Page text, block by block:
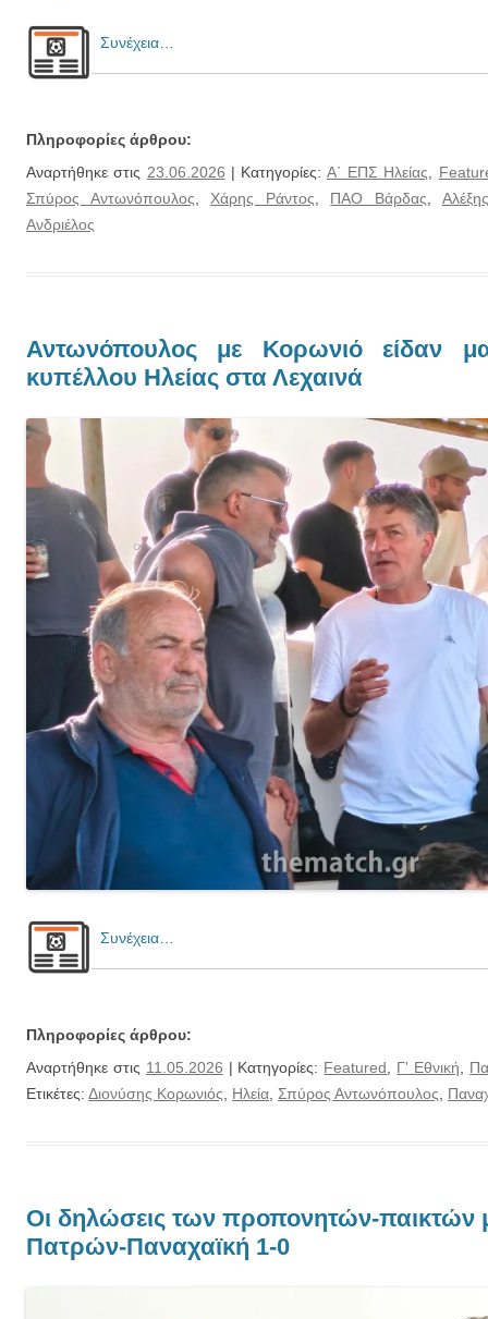
Συνέχεια…
Πληροφορίες άρθρου:
Αναρτήθηκε στις 23.06.2026 | Κατηγορίες: Α΄ ΕΠΣ Ηλείας
Σπύρος Αντωνόπουλος
Χάρης Ράντος ΠΑΟ Βάρδας
Ανδριέλος
Αντωνόπουλος με Κορωνιό είδαν
κυπέλλου Ηλείας στα Λεχαινά
Συνέχεια…
Πληροφορίες άρθρου:
Αναρτήθηκε στις 11.05.2026 | Κατηγορίες: Featured Γ' Εθνική
Ετικέτες: Διονύσης Κορωνιός Ηλεία Σπύρος Αντωνόπουλος
Οι δηλώσεις των προπονητών-παικτών
Πατρών-Παναχαϊκή 1-0